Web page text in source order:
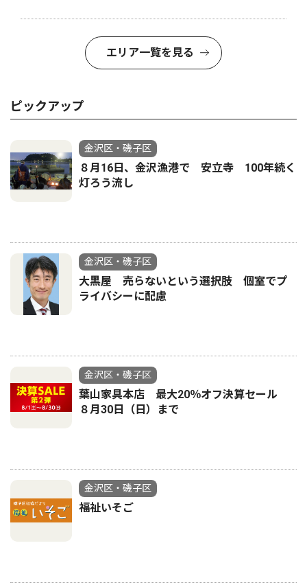
エリア一覧を見る
ピックアップ
金沢区・磯子区
８月16日、金沢漁港で 安立寺 100年続く
灯ろう流し
金沢区・磯子区
大黒屋 売らないという選択肢 個室でプ
ライバシーに配慮
金沢区・磯子区
葉山家具本店 最大20％オフ決算セール
８月30日（日）まで
金沢区・磯子区
福祉いそご